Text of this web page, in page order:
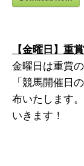
【金曜日】重
金曜日は重賞
「競馬開催日
布いたします
いきます！